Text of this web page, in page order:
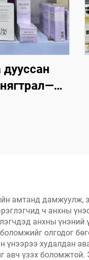
дууссан
амтанд дамжуулж,
ч анхны
анхны
олгодог
үнээрээ худалдан
авч үзэх